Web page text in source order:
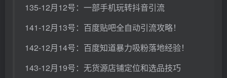
135-12月12号：一部手机玩转抖音引流
141-12月13号：百度贴吧全自动引流攻略！
142-12月14号：百度知道暴力吸粉落地经验！
143-12月19号：无货源店铺定位和选品技巧